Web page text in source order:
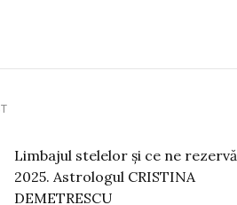
Limbajul stelelor și ce ne rezervă
2025. Astrologul CRISTINA
DEMETRESCU